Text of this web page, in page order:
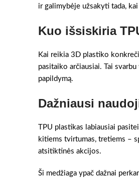
ir galimybėje užsakyti tada,
Kuo išsiskiria
Kai reikia 3D plastiko
pasitaiko arčiausiai. Tai
papildymą.
Dažniausi
TPU plastikas labiausiai
kitiems tvirtumas, tretiems –
atsitiktinės akcijos.
Ši medžiaga ypač dažnai